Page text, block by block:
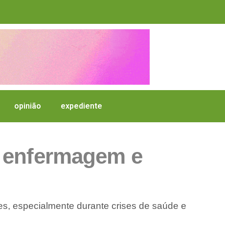
opinião expediente
e
especialmente durante crises de saúde e